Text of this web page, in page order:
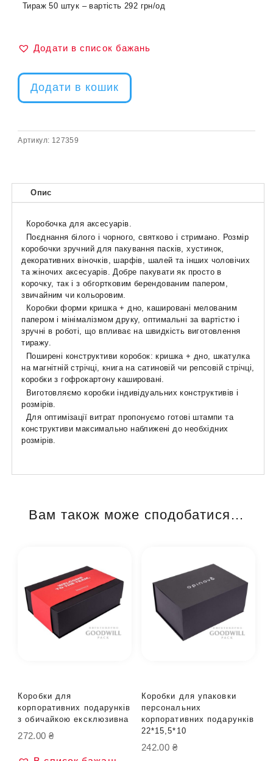
Тираж 50 штук – вартість 292 грн/од
Додати в список бажань
Додати в кошик
Артикул: 127359
Опис
Коробочка для аксесуарів.
Поєднання білого і чорного, святково і стримано. Розмір
коробочки зручний для пакування пасків, хустинок,
декоративних віночків, шарфів, шалей та інших чоловічих
та жіночих аксесуарів. Добре пакувати як просто в
корочку, так і з обгортковим берендованим папером,
звичайним чи кольоровим.
Коробки форми кришка + дно, кашировані мелованим
папером і мінімалізмом друку, оптимальні за вартістю і
зручні в роботі, що впливає на швидкість виготовлення
тиражу.
Поширені конструктиви коробок: кришка + дно, шкатулка
на магнітній стрічці, книга на сатиновій чи репсовій стрічці,
коробки з гофрокартону кашировані.
Виготовляємо коробки індивідуальних конструктивів і
розмірів.
Для оптимізації витрат пропонуємо готові штампи та
конструктиви максимально наближені до необхідних
розмірів.
Вам також може сподобатися…
Коробки для
корпоративних подарунків
з обичайкою ексклюзивна
272.00 ₴
Коробки для упаковки
персональних
корпоративних подарунків
22*15,5*10
242.00 ₴